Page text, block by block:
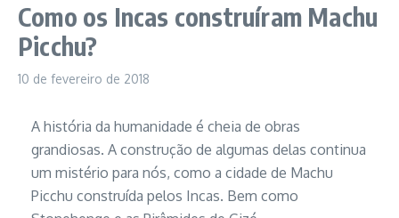
Como os Incas construíram Machu
Picchu?
10 de fevereiro de 2018
A história da humanidade é cheia de obras
grandiosas. A construção de algumas delas continua
um mistério para nós, como a cidade de Machu
Picchu construída pelos Incas. Bem como